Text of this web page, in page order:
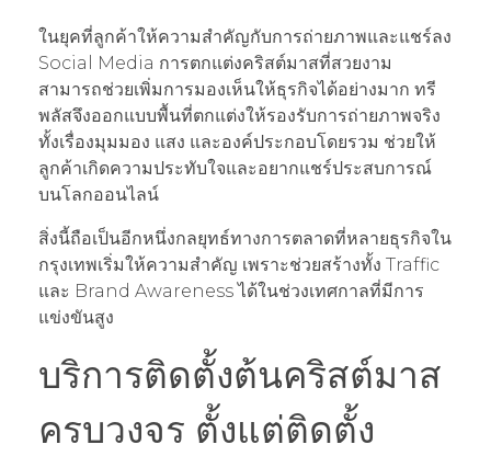
ในยุคที่ลูกค้าให้ความสำคัญกับการถ่ายภาพและแชร์ลง
Social Media การตกแต่งคริสต์มาสที่สวยงาม
สามารถช่วยเพิ่มการมองเห็นให้ธุรกิจได้อย่างมาก ทรี
พลัสจึงออกแบบพื้นที่ตกแต่งให้รองรับการถ่ายภาพจริง
ทั้งเรื่องมุมมอง แสง และองค์ประกอบโดยรวม ช่วยให้
ลูกค้าเกิดความประทับใจและอยากแชร์ประสบการณ์
บนโลกออนไลน์
สิ่งนี้ถือเป็นอีกหนึ่งกลยุทธ์ทางการตลาดที่หลายธุรกิจใน
กรุงเทพเริ่มให้ความสำคัญ เพราะช่วยสร้างทั้ง Traffic
และ Brand Awareness ได้ในช่วงเทศกาลที่มีการ
แข่งขันสูง
บริการติดตั้งต้นคริสต์มาส
ครบวงจร ตั้งแต่ติดตั้ง